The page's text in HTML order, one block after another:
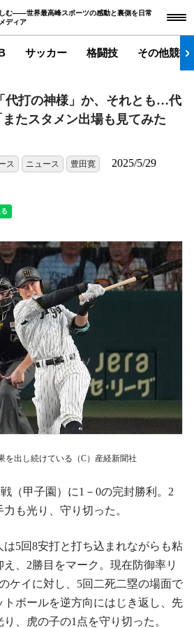
む――世界最高峰スポーツの感動と裏側を日常
ディア
サッカー 格闘技 その他競技
代打の神様」か、それとも…代
たスタメン出場も見てみた
ス ニュース 豊田寛 2025/5/29
を出し続けている（C）産経新聞社
（甲子園）に1－0の完封勝利。2
も光り、守り切った。
5回8安打と打ち込まれながらも粘
、2勝目をマーク。現在防御率リ
ケイに対し、5回二死二塁の場面で
ボールを逆方向にはじき返し、先
、虎の子の1点を守り切った。